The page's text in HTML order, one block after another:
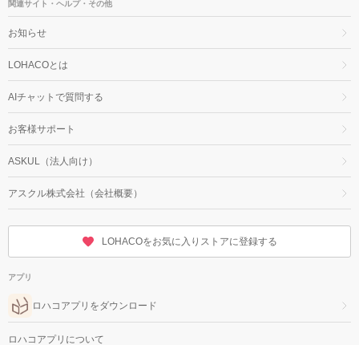
関連サイト・ヘルプ・その他
お知らせ
LOHACOとは
AIチャットで質問する
お客様サポート
ASKUL（法人向け）
アスクル株式会社（会社概要）
LOHACOをお気に入りストアに登録する
アプリ
ロハコアプリをダウンロード
ロハコアプリについて